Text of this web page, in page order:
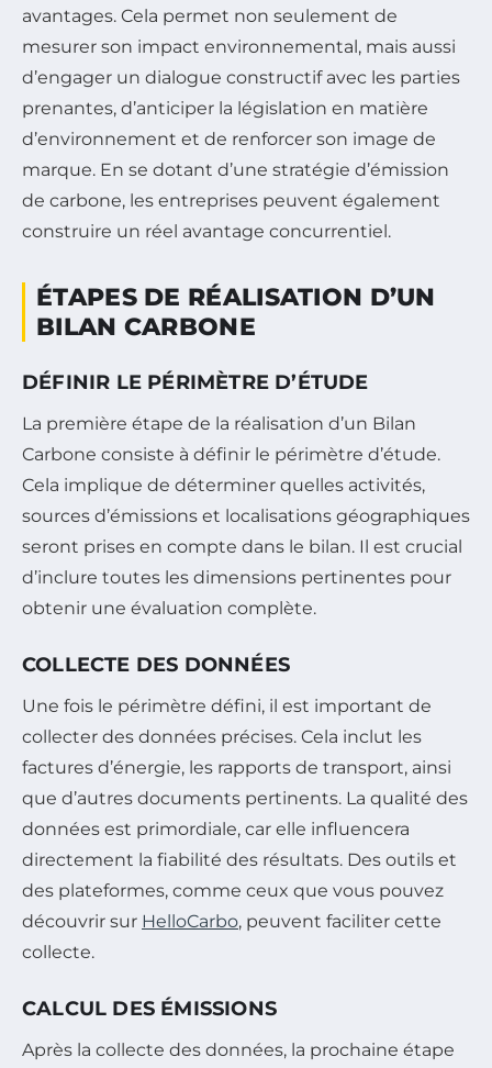
avantages. Cela permet non seulement de
mesurer son impact environnemental, mais aussi
d’engager un dialogue constructif avec les parties
prenantes, d’anticiper la législation en matière
d’environnement et de renforcer son image de
marque. En se dotant d’une stratégie d’émission
de carbone, les entreprises peuvent également
construire un réel avantage concurrentiel.
ÉTAPES DE RÉALISATION D’UN
BILAN CARBONE
DÉFINIR LE PÉRIMÈTRE D’ÉTUDE
La première étape de la réalisation d’un Bilan
Carbone consiste à définir le périmètre d’étude.
Cela implique de déterminer quelles activités,
sources d’émissions et localisations géographiques
seront prises en compte dans le bilan. Il est crucial
d’inclure toutes les dimensions pertinentes pour
obtenir une évaluation complète.
COLLECTE DES DONNÉES
Une fois le périmètre défini, il est important de
collecter des données précises. Cela inclut les
factures d’énergie, les rapports de transport, ainsi
que d’autres documents pertinents. La qualité des
données est primordiale, car elle influencera
directement la fiabilité des résultats. Des outils et
des plateformes, comme ceux que vous pouvez
découvrir sur HelloCarbo, peuvent faciliter cette
collecte.
CALCUL DES ÉMISSIONS
Après la collecte des données, la prochaine étape